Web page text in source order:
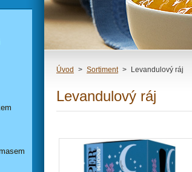
Úvod > Sortiment > Levandulový ráj
Levandulový ráj